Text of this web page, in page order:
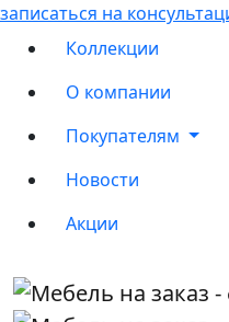
записаться на
Коллекции
О компании
Покупателям
Новости
Акции